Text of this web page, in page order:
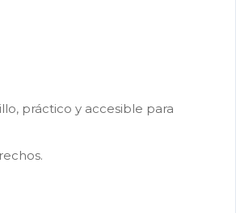
práctico y accesible para